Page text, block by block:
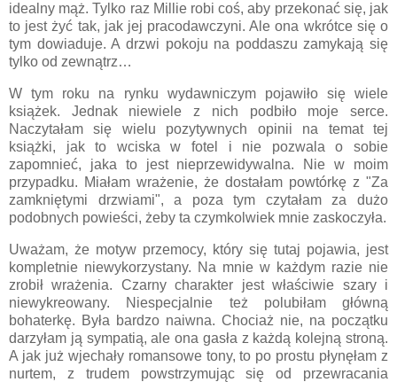
idealny mąż. Tylko raz Millie robi coś, aby przekonać się, jak
to jest żyć tak, jak jej pracodawczyni. Ale ona wkrótce się o
tym dowiaduje. A drzwi pokoju na poddaszu zamykają się
tylko od zewnątrz…
W tym roku na rynku wydawniczym pojawiło się wiele
książek. Jednak niewiele z nich podbiło moje serce.
Naczytałam się wielu pozytywnych opinii na temat tej
książki, jak to wciska w fotel i nie pozwala o sobie
zapomnieć, jaka to jest nieprzewidywalna. Nie w moim
przypadku. Miałam wrażenie, że dostałam powtórkę z "Za
zamkniętymi drzwiami", a poza tym czytałam za dużo
podobnych powieści, żeby ta czymkolwiek mnie zaskoczyła.
Uważam, że motyw przemocy, który się tutaj pojawia, jest
kompletnie niewykorzystany. Na mnie w każdym razie nie
zrobił wrażenia. Czarny charakter jest właściwie szary i
niewykreowany. Niespecjalnie też polubiłam główną
bohaterkę. Była bardzo naiwna. Chociaż nie, na początku
darzyłam ją sympatią, ale ona gasła z każdą kolejną stroną.
A jak już wjechały romansowe tony, to po prostu płynęłam z
nurtem, z trudem powstrzymując się od przewracania